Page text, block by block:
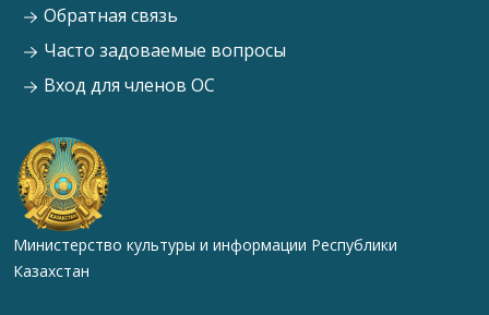
Обратная связь
Часто задоваемые вопросы
Вход для членов ОС
Министерство культуры и информации Республики
Казахстан